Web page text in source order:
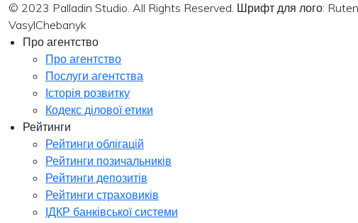
© 2023 Palladin Studio. All Rights Reserved. Шрифт для лого:
VasylChebanyk
Про агентство
Про агентство
Послуги агентства
Історія розвитку
Кодекс ділової етики
Рейтинги
Рейтинги облігацій
Рейтинги позичальників
Рейтинги депозитів
Рейтинги страховиків
ІДКР банківської системи